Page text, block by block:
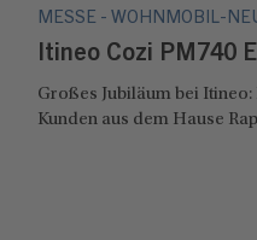
MESSE - WOHNMOBIL-
Itineo Cozi PM740
Großes Jubiläum bei
Kunden aus dem Hause